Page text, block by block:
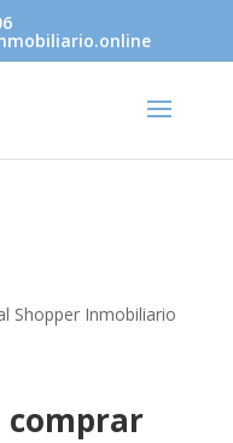
Shopper Inmobiliario
comprar